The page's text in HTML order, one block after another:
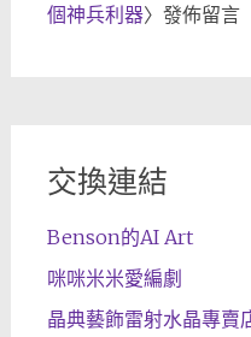
個神兵利器〉發佈留言
交換連結
Benson的AI Art
咪咪米米愛編劇
晶典藝飾雷射水晶專賣